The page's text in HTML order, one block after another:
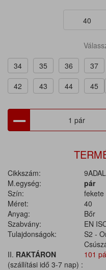
40
34
35 36 37
42
43 44 45
Cikkszám:
M.egység:
pár
Szín:
fekete
Méret:
40
Anyag:
Bőr
Szabvány:
EN
Tulajdonságok:
S2 -
II. RAKTÁRON
(szállítási idő 3-7 nap) :
101